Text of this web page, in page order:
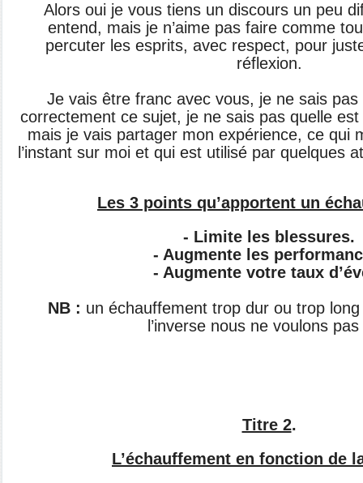
Alors oui je vous tiens un discours un peu
entend, mais je n’aime pas faire comme
percuter les esprits, avec respect, pour
réflexion.
Je vais être franc avec vous, je ne sais
correctement ce sujet, je ne sais pas quelle
mais je vais partager mon expérience, ce qui
l’instant sur moi et qui est utilisé par quelques
Les 3 points qu’apportent un
- Limite les blessures.
- Augmente les
- Augmente votre taux
NB : un échauffement trop dur ou trop
l’inverse nous ne voulons
Titre 2.
L’échauffement en fonction de